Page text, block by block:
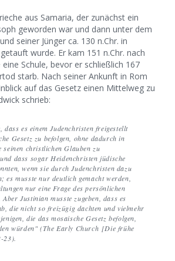
aus Samaria, der zunächst ein
geworden war und dann unter dem
seiner Jünger ca. 130 n.Chr. in
wurde. Er kam 151 n.Chr. nach
Schule, bevor er schließlich 167
starb. Nach seiner Ankunft in Rom
auf das Gesetz einen Mittelweg zu
schrieb:
dass es einem Judenchristen freigestellt
Gesetz zu befolgen, ohne dadurch in
seinen christlichen Glauben zu
dass sogar Heidenchristen jüdische
wenn sie durch Judenchristen dazu
es musste nur deutlich gemacht werden,
nur eine Frage des persönlichen
Justinian musste zugeben, dass es
die nicht so freizügig dachten und vielmehr
die das mosaische Gesetz befolgen,
würden" (The Early Church [Die frühe
23).